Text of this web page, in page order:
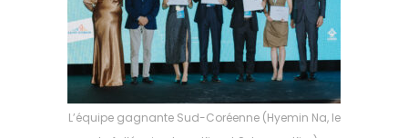
L’équipe gagnante Sud-Coréenne (Hyemin Na, le